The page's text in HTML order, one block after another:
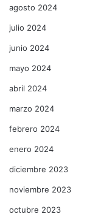
agosto 2024
julio 2024
junio 2024
mayo 2024
abril 2024
marzo 2024
febrero 2024
enero 2024
diciembre 2023
noviembre 2023
octubre 2023